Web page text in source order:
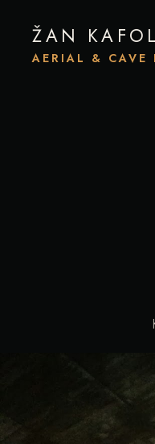
ŽAN KAFOL
AERIAL & CAVE